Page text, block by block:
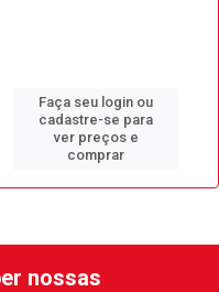
Faça seu login ou
cadastre-se para
ver preços e
comprar
nossas